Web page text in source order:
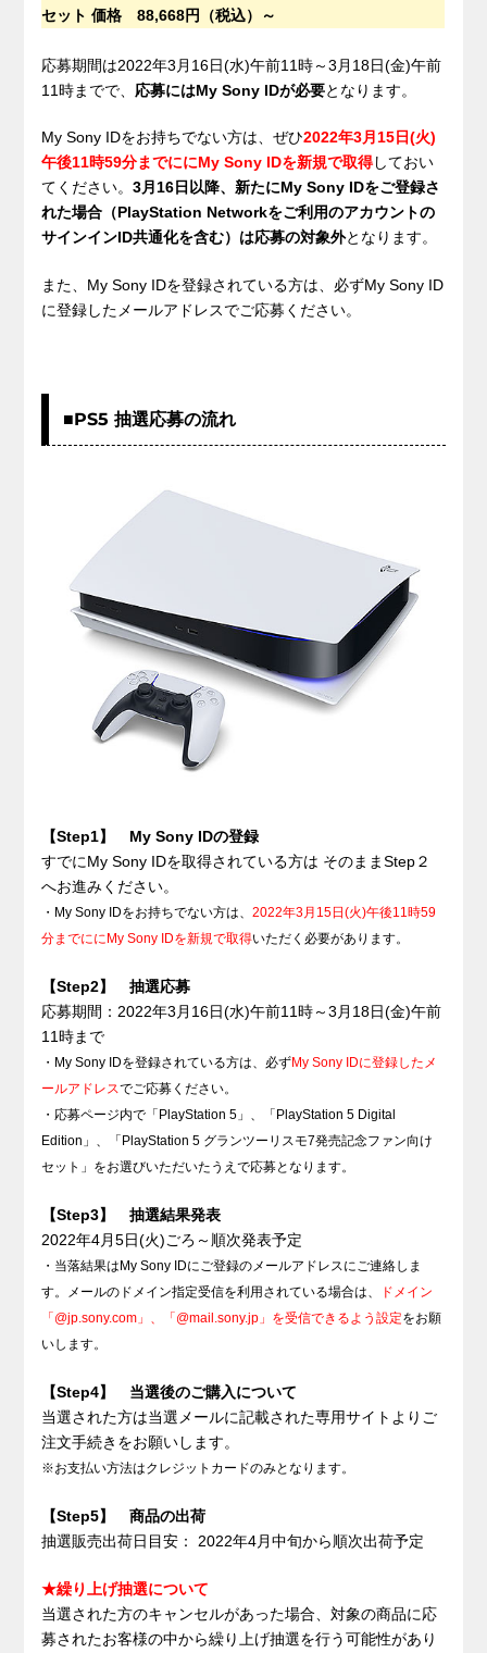
セット 価格 88,668円（税込）～
応募期間は2022年3月16日(水)午前11時～3月18日(金)午前
11時までで、 応募にはMy Sony IDが必要となります。
My Sony IDをお持ちでない方は、ぜひ2022年3月15日(火)
午後11時59分までににMy Sony IDを新規で取得しておい
てください。3月16日以降、新たにMy Sony IDをご登録さ
れた場合（PlayStation Networkをご利用のアカウントの
サインインID共通化を含む）は応募の対象外となります。
また、My Sony IDを登録されている方は、必ずMy Sony ID
に登録したメールアドレスでご応募ください。
■PS5 抽選応募の流れ
【Step1】 My Sony IDの登録
すでにMy Sony IDを取得されている方は そのままStep２
へお進みください。
・My Sony IDをお持ちでない方は、2022年3月15日(火)午後11時59
分までににMy Sony IDを新規で取得いただく必要があります。
【Step2】 抽選応募
応募期間：2022年3月16日(水)午前11時～3月18日(金)午前
11時まで
・ My Sony IDを登録されている方は、必ずMy Sony IDに登録したメ
ールアドレスでご応募ください。
・応募ページ内で「PlayStation 5」、「PlayStation 5 Digital
Edition」、「PlayStation 5 グランツーリスモ7発売記念ファン向け
セット」をお選びいただいたうえで応募となります。
【Step3】 抽選結果発表
2022年4月5日(火)ごろ～順次発表予定
・当落結果はMy Sony IDにご登録のメールアドレスにご連絡しま
す。メールのドメイン指定受信を利用されている場合は、
ドメイン
「@jp.sony.com」、「@mail.sony.jp」を受信できるよう設定をお願
いします。
【Step4】 当選後のご購入について
当選された方は当選メールに記載された専用サイトよりご
注文手続きをお願いします。
※お支払い方法はクレジットカードのみとなります。
【Step5】 商品の出荷
抽選販売出荷日目安： 2022年4月中旬から順次出荷予定
★繰り上げ抽選について
当選された方のキャンセルがあった場合、対象の商品に応
募されたお客様の中から繰り上げ抽選を行う可能性があり